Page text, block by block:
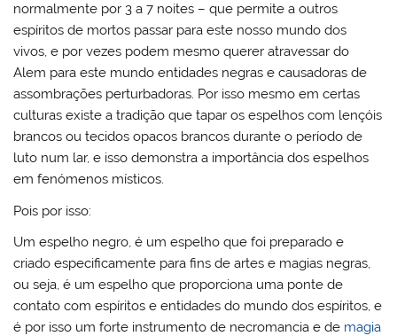
normalmente por 3 a 7 noites – que permite a outros
espíritos de mortos passar para este nosso mundo dos
vivos, e por vezes podem mesmo querer atravessar do
Alem para este mundo entidades negras e causadoras de
assombrações perturbadoras. Por isso mesmo em certas
culturas existe a tradição que tapar os espelhos com lençóis
brancos ou tecidos opacos brancos durante o período de
luto num lar, e isso demonstra a importância dos espelhos
em fenómenos místicos.
Pois por isso:
Um espelho negro, é um espelho que foi preparado e
criado especificamente para fins de artes e magias negras,
ou seja, é um espelho que proporciona uma ponte de
contato com espíritos e entidades do mundo dos espíritos, e
é por isso um forte instrumento de necromancia e de magia